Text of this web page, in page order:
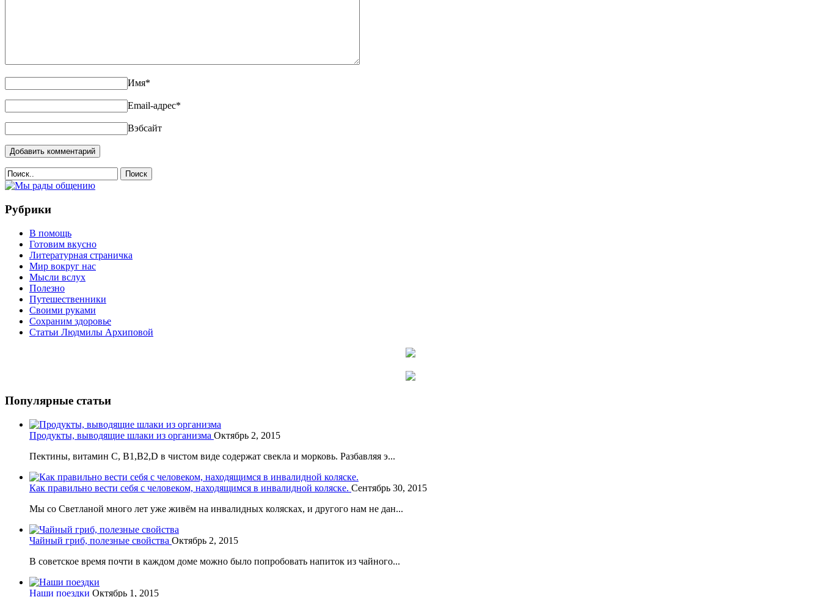
Имя*
Email-адрес*
Вэбсайт
Поиск
Рубрики
В помощь
Готовим вкусно
Литературная страничка
Мир вокруг нас
Мысли вслух
Полезно
Путешественники
Своими руками
Сохраним здоровье
Статьи Людмилы Архиповой
Популярные статьи
Продукты, выводящие шлаки из организма Октябрь 2, 2015
Пектины, витамин С, В1,В2,D в чистом виде содержат свекла и морковь. Разбавляя э...
Как правильно вести себя с человеком, находящимся в инвалидной коляске. Сентябрь 30, 2015
Мы со Светланой много лет уже живём на инвалидных колясках, и другого нам не дан...
Чайный гриб, полезные свойства Октябрь 2, 2015
В советское время почти в каждом доме можно было попробовать напиток из чайного...
Наши поездки Октябрь 1, 2015